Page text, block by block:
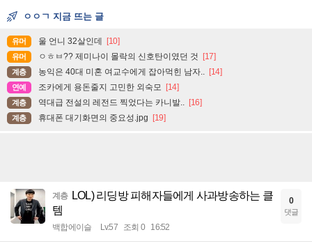
ㅇㅇㄱ 지금 뜨는 글
유머 울 언니 32살인데 [10]
유머 ㅇㅎㅂ?? 제미나이 몰락의 신호탄이였던 것 [17]
계층 농익은 40대 미혼 여교수에게 잡아먹힌 남자.. [14]
연예 조카에게 용돈줄지 고민한 외숙모 [14]
계층 역대급 전설의 레전드 찍었다는 카니발.. [16]
계층 휴대폰 대기화면의 중요성.jpg [19]
계층
LOL) 리딩방 피해자들에게 사과방송하는 클
템
백합에이슬 Lv.57 조회 0 16:52
0
댓글